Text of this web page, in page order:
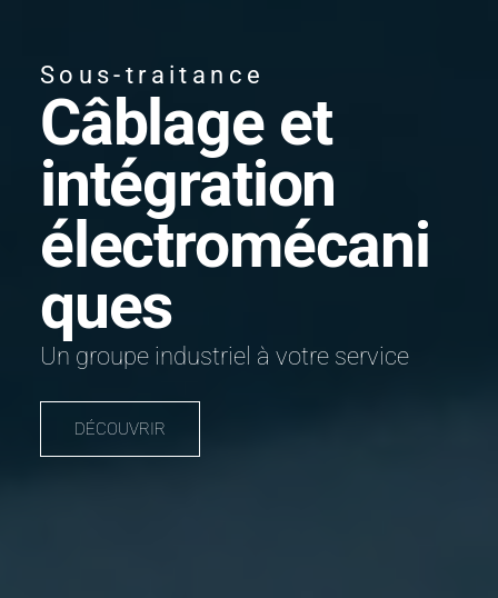
Sous-traitance
Câblage et
intégration
électromécani
ques
Un groupe industriel à votre service
DÉCOUVRIR